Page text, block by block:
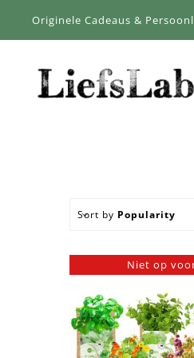
Originele Cadeaus &
Sort by Popularity
Niet op